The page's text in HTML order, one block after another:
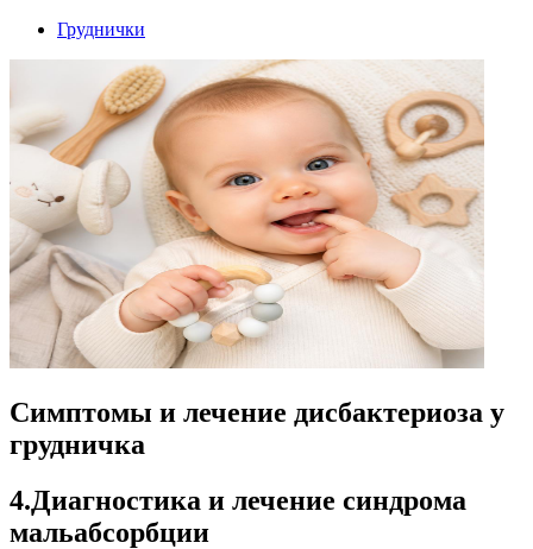
Груднички
Симптомы и лечение дисбактериоза у
грудничка
4.Диагностика и лечение синдрома
мальабсорбции